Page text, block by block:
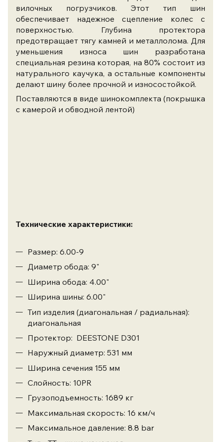
вилочных погрузчиков. Этот тип шин
обеспечивает надежное сцепление колес с
поверхностью. Глубина протектора
предотвращает тягу камней и металлолома. Для
уменьшения износа шин разработана
специальная резина которая, на 80% состоит из
натурального каучука, а остальные компоненты
делают шину более прочной и износостойкой.
Поставляются в виде шинокомплекта (покрышка
с камерой и обводной лентой)
Технические характеристики:
Размер: 6.00-9
Диаметр обода: 9"
Ширина обода: 4.00"
Ширина шины: 6.00"
Тип изделия (диагональная / радиальная):
диагональная
Протектор: DEESTONE D301
Наружный диаметр: 531 мм
Ширина сечения 155 мм
Слойность: 10PR
Грузоподъемность: 1689 кг
Максимальная скорость: 16 км/ч
Максимальное давление: 8.8 bar